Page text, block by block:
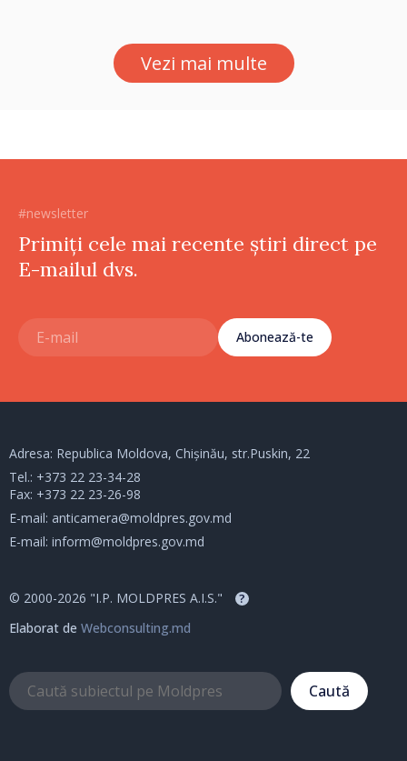
Vezi mai multe
#newsletter
Primiți cele mai recente știri direct pe
E-mailul dvs.
Abonează-te
Adresa: Republica Moldova, Chișinău, str.Puskin, 22
Tel.: +373 22 23-34-28
Fax: +373 22 23-26-98
E-mail: anticamera@moldpres.gov.md
E-mail: inform@moldpres.gov.md
© 2000-2026 "I.P. MOLDPRES A.I.S." ?
Elaborat de Webconsulting.md
Caută